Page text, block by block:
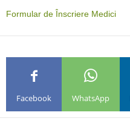
Formular de Înscriere Medici
Facebook WhatsApp